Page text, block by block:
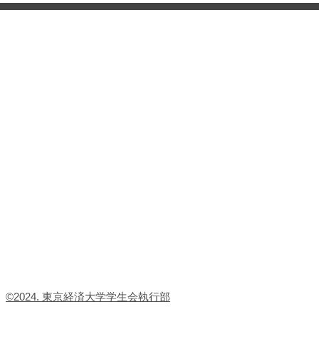
​©2024. 東京経済大学学生会執行部